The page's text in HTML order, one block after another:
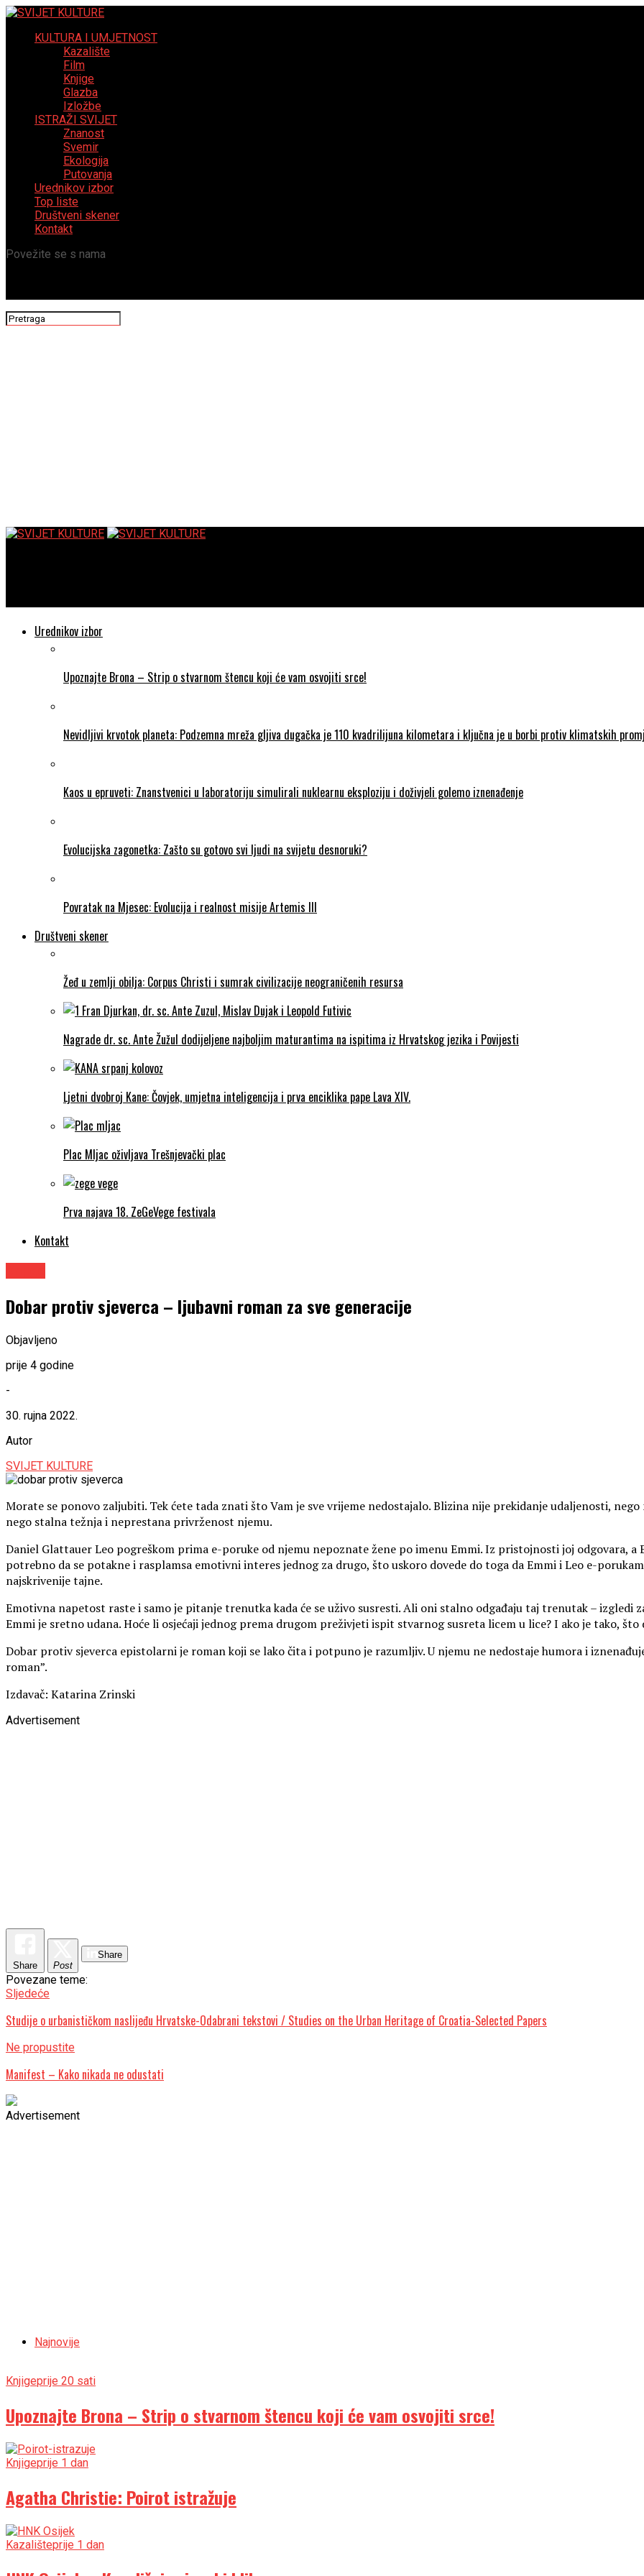
KULTURA I UMJETNOST
Kazalište
Film
Knjige
Glazba
Izložbe
ISTRAŽI SVIJET
Znanost
Svemir
Ekologija
Putovanja
Urednikov izbor
Top liste
Društveni skener
Kontakt
Povežite se s nama
Urednikov izbor
Upoznajte Brona – Strip o stvarnom štencu koji će vam osvojiti srce!
Nevidljivi krvotok planeta: Podzemna mreža gljiva dugačka je 110 kvadrilijuna kilometara i ključna je u borbi protiv klimatskih
Kaos u epruveti: Znanstvenici u laboratoriju simulirali nuklearnu eksploziju i doživjeli golemo iznenađenje
Evolucijska zagonetka: Zašto su gotovo svi ljudi na svijetu desnoruki?
Povratak na Mjesec: Evolucija i realnost misije Artemis III
Društveni skener
Žeđ u zemlji obilja: Corpus Christi i sumrak civilizacije neograničenih resursa
Nagrade dr. sc. Ante Žužul dodijeljene najboljim maturantima na ispitima iz Hrvatskog jezika i Povijesti
Ljetni dvobroj Kane: Čovjek, umjetna inteligencija i prva enciklika pape Lava XIV.
Plac Mljac oživljava Trešnjevački plac
Prva najava 18. ZeGeVege festivala
Kontakt
Dobar protiv sjeverca – ljubavni roman za sve generacije
Objavljeno
prije 4 godine
-
30. rujna 2022.
Autor
SVIJET KULTURE
Morate se ponovo zaljubiti. Tek ćete tada znati što Vam je sve vrijeme nedostajalo. Blizina nije prekidanje udaljenosti,
nego stalna težnja i neprestana privrženost njemu.
Daniel Glattauer Leo pogreškom prima e-poruke od njemu nepoznate žene po imenu Emmi. Iz pristojnosti joj odgovara, a
potrebno da se potakne i rasplamsa emotivni interes jednog za drugo, što uskoro dovede do toga da Emmi i Leo e-
najskrivenije tajne.
Emotivna napetost raste i samo je pitanje trenutka kada će se uživo susresti. Ali oni stalno odgađaju taj trenutak – izgledi
Emmi je sretno udana. Hoće li osjećaji jednog prema drugom preživjeti ispit stvarnog susreta licem u lice? I ako je tako, što
Dobar protiv sjeverca epistolarni je roman koji se lako čita i potpuno je razumljiv. U njemu ne nedostaje humora i
roman”.
Izdavač: Katarina Zrinski
Advertisement
Share Post
Share
Povezane teme:
Sljedeće
Studije o urbanističkom naslijeđu Hrvatske-Odabrani tekstovi / Studies on the Urban Heritage of Croatia-Selected Papers
Ne propustite
Manifest – Kako nikada ne odustati
Advertisement
Najnovije
Knjigeprije 20 sati
Upoznajte Brona – Strip o stvarnom štencu koji će vam osvojiti srce!
Knjigeprije 1 dan
Agatha Christie: Poirot istražuje
Kazališteprije 1 dan